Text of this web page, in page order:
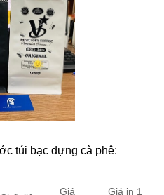
Trắng
túi bạc đựng cà phê:
Giá
Giá in 1